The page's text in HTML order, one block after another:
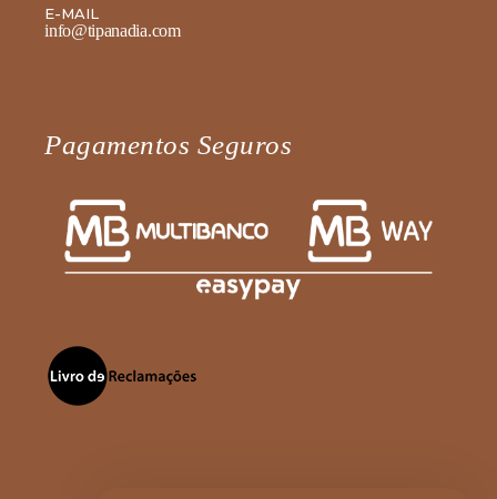
E-MAIL
info@tipanadia.com
Pagamentos Seguros